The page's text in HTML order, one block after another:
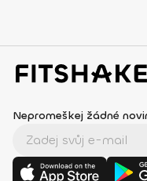
Nepromeškej žádné